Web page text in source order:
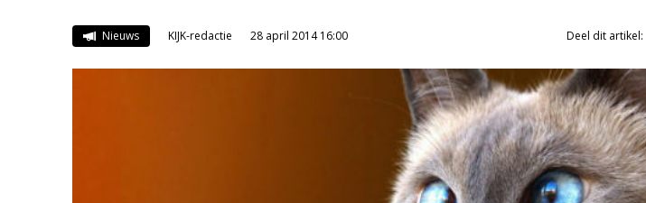
Nieuws KIJK-redactie 28 april 2014 16:00 Deel dit artikel: